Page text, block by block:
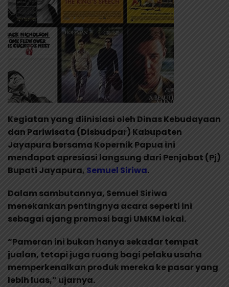
Kegiatan yang diinisiasi oleh Dinas Kebudayaan
dan Pariwisata (Disbudpar) Kabupaten
Jayapura bersama Kopernik Papua ini
mendapat apresiasi langsung dari Penjabat (Pj)
Bupati Jayapura, Semuel Siriwa.
Dalam sambutannya, Semuel Siriwa
menekankan pentingnya acara seperti ini
sebagai ajang promosi bagi UMKM lokal.
“Pameran ini bukan hanya sekadar tempat
jualan, tetapi juga ruang bagi pelaku usaha
memperkenalkan produk mereka ke pasar yang
lebih luas,” ujarnya.